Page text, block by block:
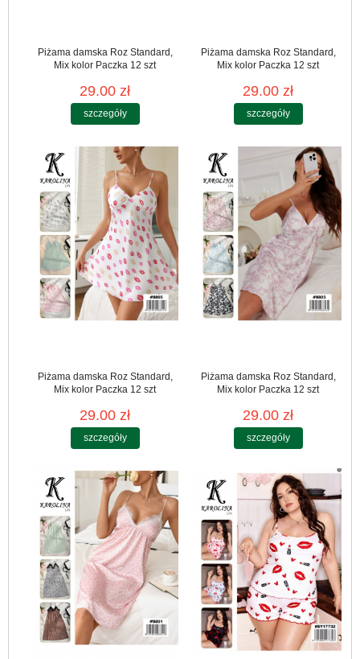
Piżama damska Roz Standard,
Mix kolor Paczka 12 szt
29.00 zł
szczegóły
Piżama damska Roz Standard,
Mix kolor Paczka 12 szt
29.00 zł
szczegóły
Piżama damska Roz Standard,
Mix kolor Paczka 12 szt
29.00 zł
szczegóły
Piżama damska Roz Standard,
Mix kolor Paczka 12 szt
29.00 zł
szczegóły